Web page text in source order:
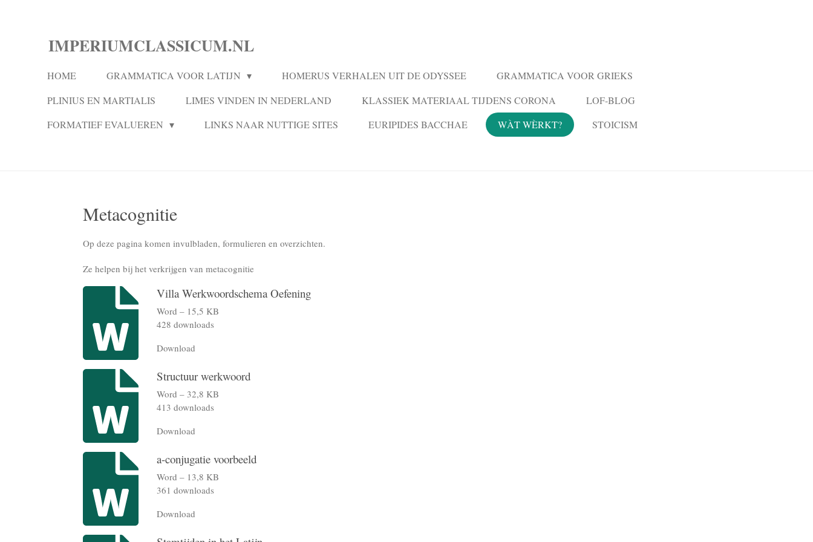
hoofdinhoud
IMPERIUMCLASSICUM.NL
HOME GRAMMATICA VOOR LATIJN HOMERUS VERHALEN UIT DE ODYSSEE
GRAMMATICA VOOR GRIEKS
PLINIUS EN MARTIALIS
LIMES VINDEN IN NEDERLAND KLASSIEK MATERIAAL TIJDENS CORONA
LOF-BLOG
FORMATIEF EVALUEREN
LINKS NAAR NUTTIGE SITES EURIPIDES BACCHAE WÀT WÈRKT? STOICISM
Metacognitie
Op deze pagina komen invulbladen, formulieren en overzichten.
Ze helpen bij het verkrijgen van metacognitie
Villa Werkwoordschema Oefening
Word – 15,5 KB
428 downloads
Download
Structuur werkwoord
Word – 32,8 KB
413 downloads
Download
a-conjugatie voorbeeld
Word – 13,8 KB
361 downloads
Download